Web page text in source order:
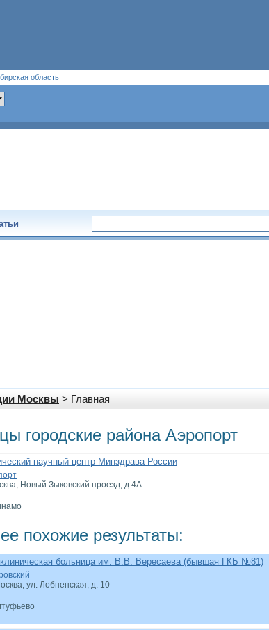
область
Москвы > Главная
городские района Аэропорт
научный центр Минздрава России
Новый Зыковский проезд, д.4А
похожие результаты:
клиническая больница им. В.В. Вересаева (бывшая ГКБ №81)
ул. Лобненская, д. 10